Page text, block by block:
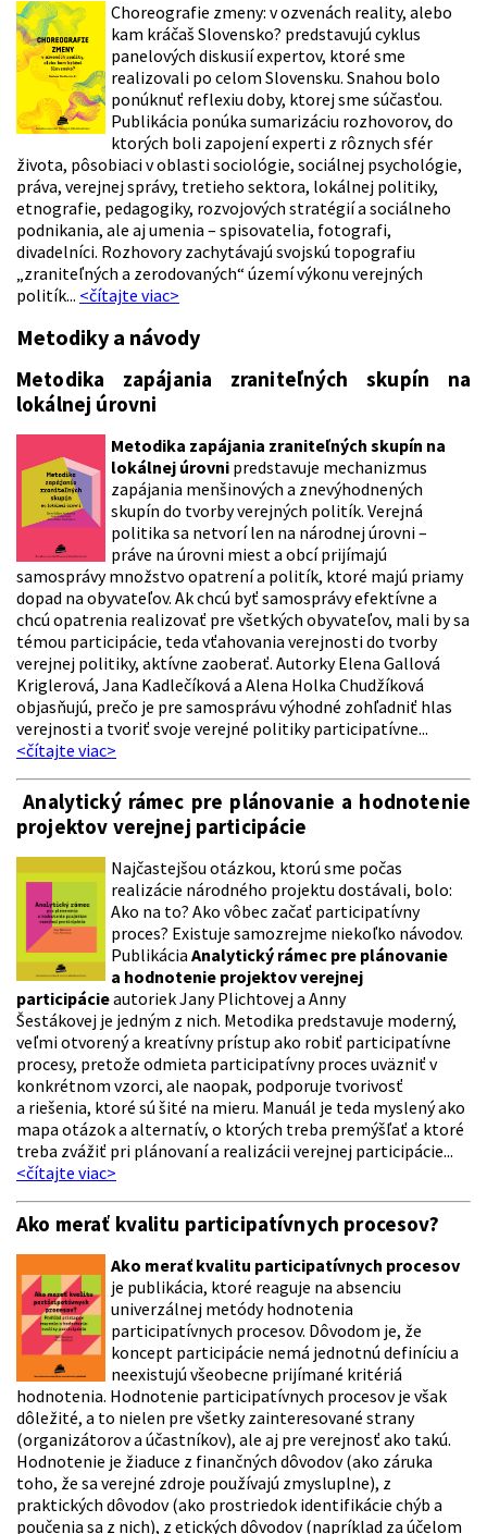
Choreografie zmeny: v ozvenách reality, alebo
kam kráčaš Slovensko? predstavujú cyklus
panelových diskusií expertov, ktoré sme
realizovali po celom Slovensku. Snahou bolo
ponúknuť reflexiu doby, ktorej sme súčasťou.
Publikácia ponúka sumarizáciu rozhovorov, do
ktorých boli zapojení experti z rôznych sfér
života, pôsobiaci v oblasti sociológie, sociálnej psychológie,
práva, verejnej správy, tretieho sektora, lokálnej politiky,
etnografie, pedagogiky, rozvojových stratégií a sociálneho
podnikania, ale aj umenia – spisovatelia, fotografi,
divadelníci. Rozhovory zachytávajú svojskú topografiu
„zraniteľných a zerodovaných“ území výkonu verejných
politík... <čítajte viac>
Metodiky a návody
Metodika zapájania zraniteľných skupín na
lokálnej úrovni
Metodika zapájania zraniteľných skupín na
lokálnej úrovni predstavuje mechanizmus
zapájania menšinových a znevýhodnených
skupín do tvorby verejných politík. Verejná
politika sa netvorí len na národnej úrovni –
práve na úrovni miest a obcí prijímajú
samosprávy množstvo opatrení a politík, ktoré majú priamy
dopad na obyvateľov. Ak chcú byť samosprávy efektívne a
chcú opatrenia realizovať pre všetkých obyvateľov, mali by sa
témou participácie, teda vťahovania verejnosti do tvorby
verejnej politiky, aktívne zaoberať. Autorky Elena Gallová
Kriglerová, Jana Kadlečíková a Alena Holka Chudžíková
objasňujú, prečo je pre samosprávu výhodné zohľadniť hlas
verejnosti a tvoriť svoje verejné politiky participatívne...
<čítajte viac>
Analytický rámec pre plánovanie a hodnotenie
projektov verejnej participácie
Najčastejšou otázkou, ktorú sme počas
realizácie národného projektu dostávali, bolo:
Ako na to? Ako vôbec začať participatívny
proces? Existuje samozrejme niekoľko návodov.
Publikácia Analytický rámec pre plánovanie
a hodnotenie projektov verejnej
participácieautoriekJany Plichtoveja Anny
Šestákovej je jedným z nich. Metodika predstavuje moderný,
veľmi otvorený a kreatívny prístup ako robiť participatívne
procesy, pretože odmieta participatívny proces uväzniť v
konkrétnom vzorci, ale naopak, podporuje tvorivosť
a riešenia, ktoré sú šité na mieru. Manuál je teda myslený ako
mapa otázok a alternatív, o ktorých treba premýšľať a ktoré
treba zvážiť pri plánovaní a realizácii verejnej participácie...
<čítajte viac>
Ako merať kvalitu participatívnych procesov?
Ako merať kvalitu participatívnych procesov
je publikácia, ktoré reaguje na absenciu
univerzálnej metódy hodnotenia
participatívnych procesov. Dôvodom je, že
koncept participácie nemá jednotnú definíciu a
neexistujú všeobecne prijímané kritériá
hodnotenia. Hodnotenie participatívnych procesov je však
dôležité, a to nielen pre všetky zainteresované strany
(organizátorov a účastníkov), ale aj pre verejnosť ako takú.
Hodnotenie je žiaduce z finančných dôvodov (ako záruka
toho, že sa verejné zdroje používajú zmysluplne), z
praktických dôvodov (ako prostriedok identifikácie chýb a
poučenia sa z nich), z etických dôvodov (napríklad za účelom